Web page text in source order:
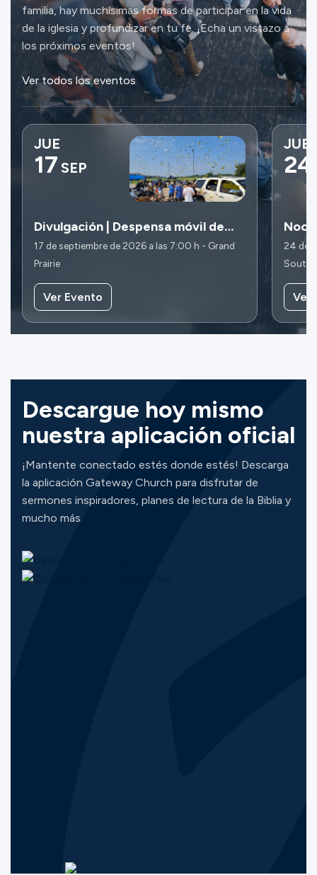
familia, hay muchísimas formas de participar en la vida
de la iglesia y profundizar en tu fe. ¡Echa un vistazo a
los próximos eventos!
Ver todos los eventos
JUE
17 SEP
Divulgación | Despensa móvil de
alimentos
17 de septiembre de 2026 a las 7:00 h - Grand
Prairie
Ver Evento
JUE
24
24 de
Ver
Descargue hoy mismo
nuestra aplicación oficial
¡Mantente conectado estés donde estés! Descarga
la aplicación Gateway Church para disfrutar de
sermones inspiradores, planes de lectura de la Biblia y
mucho más.